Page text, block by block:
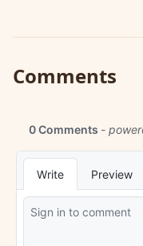
Comments